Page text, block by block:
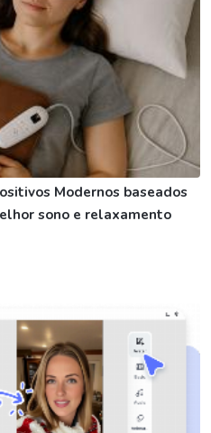
Modernos baseados
sono e relaxamento